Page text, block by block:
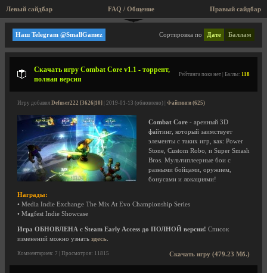
Левый сайдбар Правый сайдбар
FAQ / Общение
Файтинги
Сортировка по Дате Баллам
Наш Telegram @SmallGamez
Скачать игру Combat Core v1.1 - торрент,
полная версия
Рейтинга пока нет | Баллы: 118
Игру добавил Defuser222 [3626|10] | 2019-01-13 (обновлено) | Файтинги (625)
Combat Core - аренный 3D
файтинг, который заимствует
элементы с таких игр, как: Power
Stone, Custom Robo, и Super Smash
Bros. Мультиплеерные бои с
разными бойцами, оружием,
бонусами и локациями!
Награды:
• Media Indie Exchange The Mix At Evo Championship Series
• Magfest Indie Showcase
Игра ОБНОВЛЕНА с Steam Early Access до ПОЛНОЙ версии! Список
изменений можно узнать здесь
Скачать игру (479.23 Мб.)
Комментариев: 7 | Просмотров: 11815